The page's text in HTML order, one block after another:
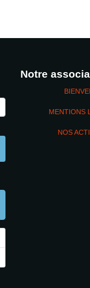
LE MOT DE
Notre
MENTIONS
NOS